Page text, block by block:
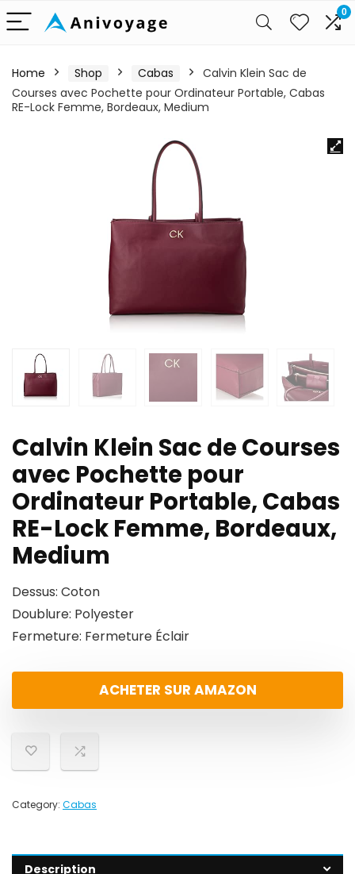
0
Home Shop Cabas
Calvin Klein Sac de
Courses avec Pochette pour Ordinateur Portable, Cabas
RE-Lock Femme, Bordeaux, Medium
Calvin Klein Sac de Courses
avec Pochette pour
Ordinateur Portable, Cabas
RE-Lock Femme, Bordeaux,
Medium
Dessus: Coton
Doublure: Polyester
Fermeture: Fermeture Éclair
ACHETER SUR AMAZON
Category: Cabas
Description